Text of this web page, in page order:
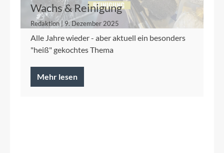
Wachs & Reinigung
Redaktion | 9. Dezember 2025
Alle Jahre wieder - aber aktuell ein besonders
"heiß" gekochtes Thema
Mehr lesen